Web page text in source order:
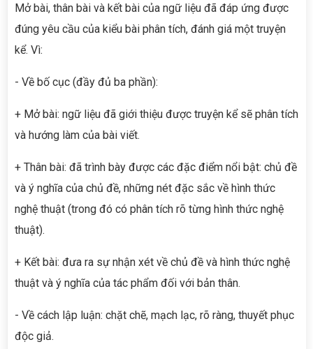
Mở bài, thân bài và kết bài của ngữ liệu đã đáp ứng được
đúng yêu cầu của kiểu bài phân tích, đánh giá một truyện
kể. Vì:
- Về bố cục (đầy đủ ba phần):
+ Mở bài: ngữ liệu đã giới thiệu được truyện kể sẽ phân tích
và hướng làm của bài viết.
+ Thân bài: đã trình bày được các đặc điểm nổi bật: chủ đề
và ý nghĩa của chủ đề, những nét đặc sắc về hình thức
nghệ thuật (trong đó có phân tích rõ từng hình thức nghệ
thuật).
+ Kết bài: đưa ra sự nhận xét về chủ đề và hình thức nghệ
thuật và ý nghĩa của tác phẩm đối với bản thân.
- Về cách lập luận: chặt chẽ, mạch lạc, rõ ràng, thuyết phục
độc giả.